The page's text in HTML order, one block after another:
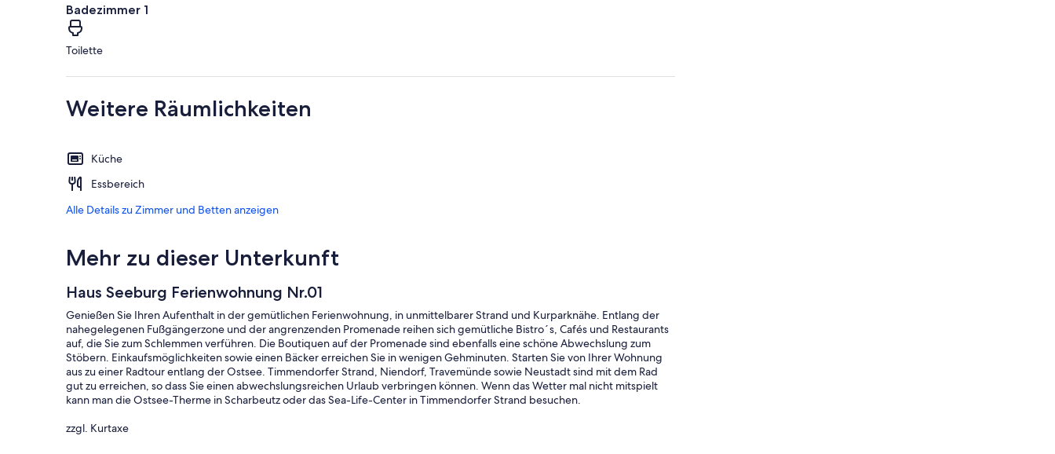
Badezimmer 1
Toilette
Weitere Räumlichkeiten
Küche
Essbereich
Alle Details zu Zimmer und Betten anzeigen
Mehr zu dieser Unterkunft
Haus Seeburg Ferienwohnung Nr.01
Genießen Sie Ihren Aufenthalt in der gemütlichen Ferienwohnung, in unmittelbarer Strand und Kurparknähe. Entlang der
nahegelegenen Fußgängerzone und der angrenzenden Promenade reihen sich gemütliche Bistro´s, Cafés und Restaurants
auf, die Sie zum Schlemmen verführen. Die Boutiquen auf der Promenade sind ebenfalls eine schöne Abwechslung zum
Stöbern. Einkaufsmöglichkeiten sowie einen Bäcker erreichen Sie in wenigen Gehminuten. Starten Sie von Ihrer Wohnung
aus zu einer Radtour entlang der Ostsee. Timmendorfer Strand, Niendorf, Travemünde sowie Neustadt sind mit dem Rad
gut zu erreichen, so dass Sie einen abwechslungsreichen Urlaub verbringen können. Wenn das Wetter mal nicht mitspielt
kann man die Ostsee-Therme in Scharbeutz oder das Sea-Life-Center in Timmendorfer Strand besuchen.
zzgl. Kurtaxe